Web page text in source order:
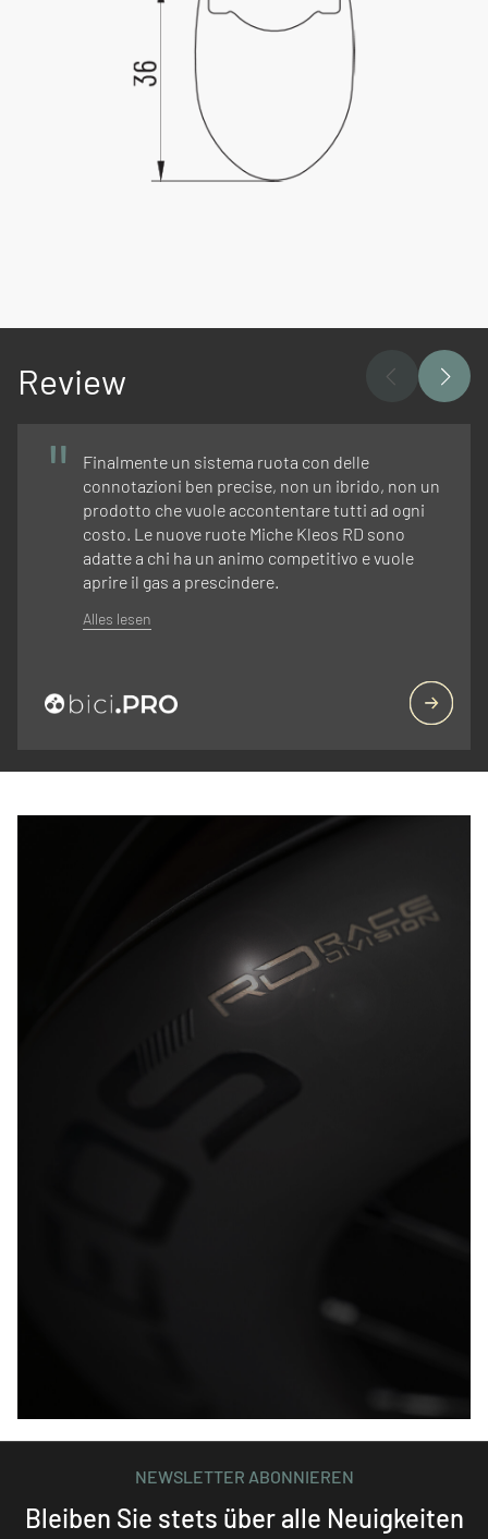
Review
Finalmente un sistema ruota con delle
connotazioni ben precise, non un ibrido, non un
prodotto che vuole accontentare tutti ad ogni
costo. Le nuove ruote Miche Kleos RD sono
adatte a chi ha un animo competitivo e vuole
aprire il gas a prescindere.
Alles lesen
NEWSLETTER ABONNIEREN
Bleiben Sie stets über alle Neuigkeiten